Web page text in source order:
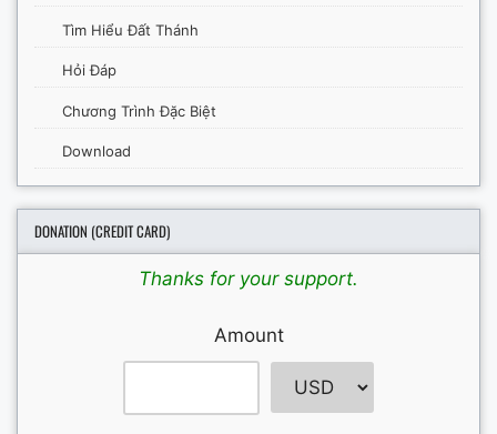
Tìm Hiểu Đất Thánh
Hỏi Đáp
Chương Trình Đặc Biệt
Download
DONATION (CREDIT CARD)
Thanks for your support.
Amount